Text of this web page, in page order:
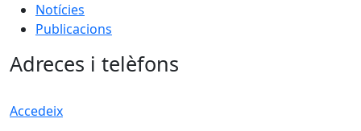
Notícies
Publicacions
Adreces i telèfons
Accedeix